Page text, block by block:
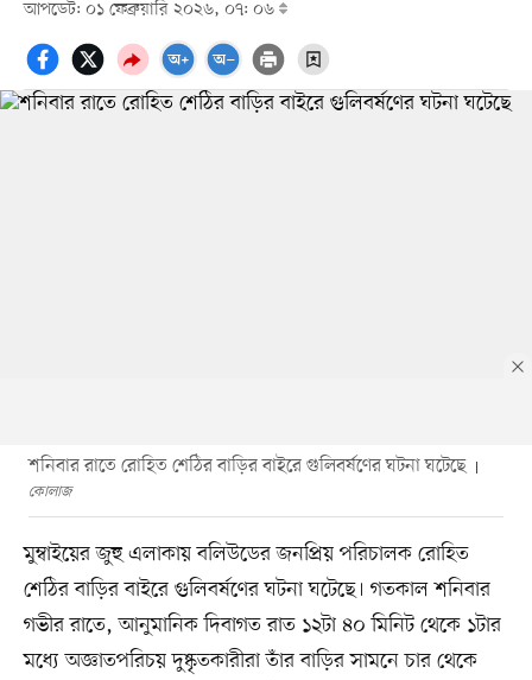
আপডেট: ০১ ফেব্রুয়ারি ২০২৬, ০৭: ০৬
শনিবার রাতে রোহিত শেঠির বাড়ির বাইরে গুলিবর্ষণের ঘটনা ঘটেছে
কোলাজ
মুম্বাইয়ের জুহু এলাকায় বলিউডের জনপ্রিয় পরিচালক রোহিত
শেঠির বাড়ির বাইরে গুলিবর্ষণের ঘটনা ঘটেছে। গতকাল শনিবার
গভীর রাতে, আনুমানিক দিবাগত রাত ১২টা ৪০ মিনিট থেকে ১টার
মধ্যে অজ্ঞাতপরিচয় দুষ্কৃতকারীরা তাঁর বাড়ির সামনে চার থেকে